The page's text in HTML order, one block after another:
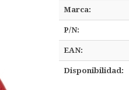
Marca:
P/N:
EAN:
Disponibilidad: